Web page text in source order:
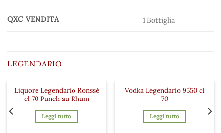
QXC VENDITA 1 Bottiglia
LEGENDARIO
Aggiungi ai preferiti
Liquore Legendario Ronssé
cl 70 Punch au Rhum
Leggi tutto
Vodka Legendario 9550 cl
70
Leggi tutto
ai preferiti